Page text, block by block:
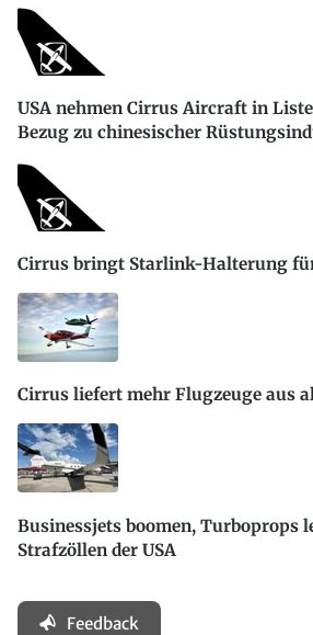
USA nehmen Cirrus Aircraft in
Bezug zu chinesischer
Cirrus bringt Starlink-Halterung
Cirrus liefert mehr Flugzeuge aus
Businessjets boomen, Turboprops
Strafzöllen der USA
Feedback